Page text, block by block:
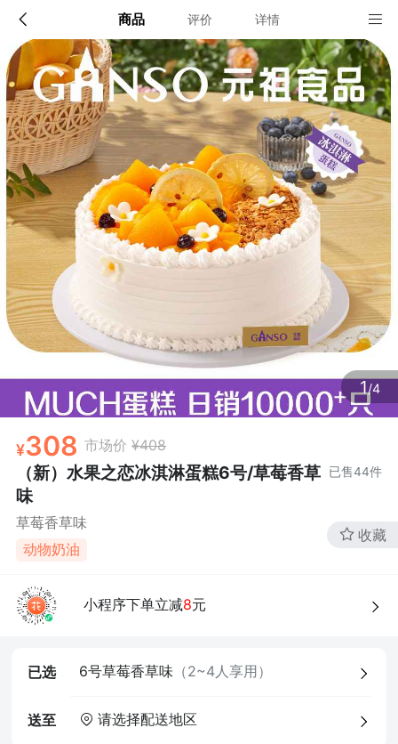
商品 评价 详情
1/4
308 市场价 ¥408
（新）水果之恋冰淇淋蛋糕6号/草莓香草
味
已售44件
草莓香草味
动物奶油
收藏
小程序下单立减8元
已选 6号草莓香草味 （2~4人享用）
送至 请选择配送地区
配送说明
上海，重庆，成都，眉山，武汉，南京，德阳，无锡，
苏州，常州，扬州，镇江，泰州，兴化，南通，徐州，
淮安，盐城，宿迁，连云港，合肥，马鞍山，蚌埠，芜
湖，滁州，黄山，资阳，简阳，攀枝花，绵阳，南充，
泸州，宜宾，内江，自贡，乐山，遂宁，广元，广安，
达州，西昌，贵阳，遵义，安顺，六盘水，西安，汉
中，杭州，嘉兴，湖州，宁波，绍兴，台州，温州，金
华，舟山，衢州，宜昌，鄂州，仙桃，荆州，荆门，黄
石，孝感，十堰，襄阳，随州，潜江，南昌，九江，抚
州，新余，郑州，洛阳，安阳，烟台，青岛，东营，济
南，枣庄，长沙，福州，莆田，厦门，沈阳，大连，长
春，广州，南宁，柳州，昆明，石家庄，邯郸，淄博，
桂林，铜陵，黄冈，福建，宜兴
确定
店铺信息
该地区暂无配送门店
确定